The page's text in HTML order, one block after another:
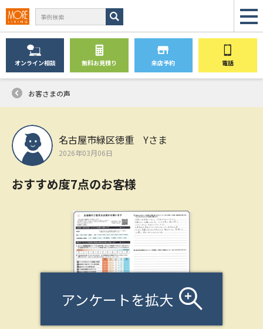
オンライン相談 無料お見積り 来店予約 電話
お客さまの声
名古屋市緑区徳重 Yさま
2026年03月06日
おすすめ度7点のお客様
アンケートを拡大